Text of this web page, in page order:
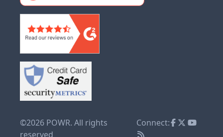
©2026 POWR. All rights
reserved
Connect: